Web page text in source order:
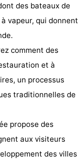
des bateaux de
vapeur, qui donnent
comment des
et à
un processus
traditionnelles de
propose des
aux visiteurs
des villes